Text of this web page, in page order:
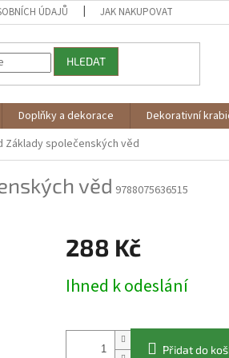
ÚDAJŮ JAK NAKUPOVAT
HLEDAT
Doplňky a dekorace Dekorativní
Základy společenských věd
věd 9788075636515
288 Kč
cena:
Ihned k odeslání
Přidat do